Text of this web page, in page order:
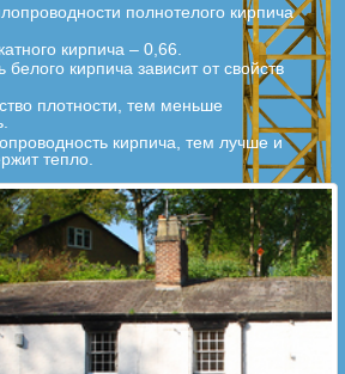
полнотелого кирпича
кирпича – 0,66.
белого кирпича зависит от свойств
плотности, тем меньше
кирпича, тем лучше и
тепло.